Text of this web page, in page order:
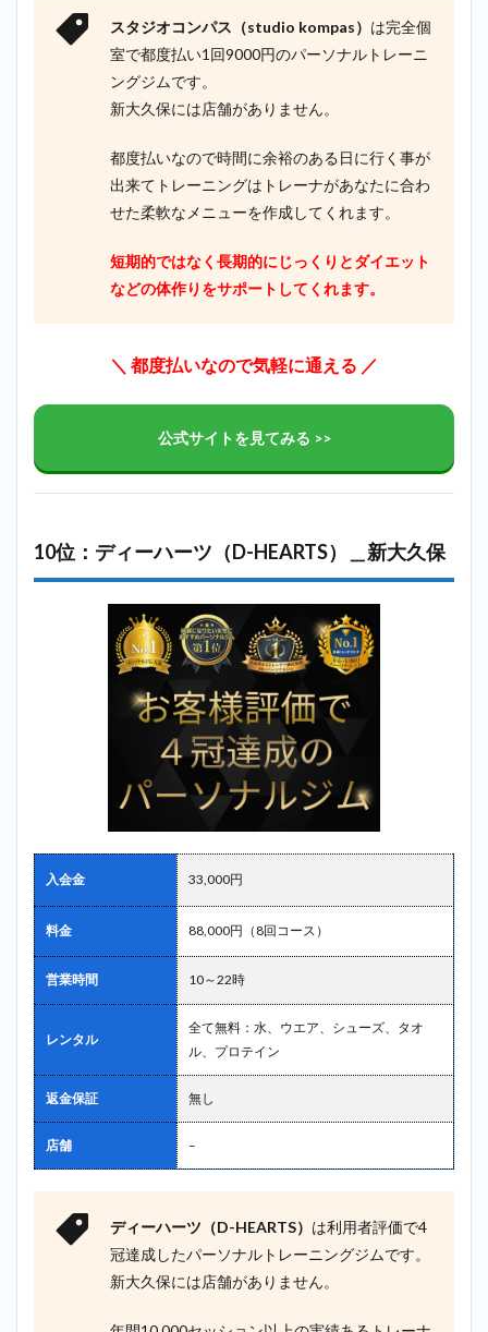
スタジオコンパス（studio kompas） は完全個
室で都度払い1回9000円のパーソナルトレーニ
ングジムです。
新大久保には店舗がありません。
都度払いなので時間に余裕のある日に行く事が
出来てトレーニングはトレーナがあなたに合わ
せた柔軟なメニューを作成してくれます。
短期的ではなく長期的にじっくりとダイエット
などの体作りをサポートしてくれます。
＼ 都度払いなので気軽に通える ／
公式サイトを見てみる >>
10位：ディーハーツ（D-HEARTS）＿新大久保
入会金 33,000円
料金 88,000円（8回コース）
営業時間 10～22時
レンタル
全て無料：水、ウエア、シューズ、タオ
ル、プロテイン
返金保証 無し
店舗 –
ディーハーツ（D-HEARTS） は利用者評価で4
冠達成したパーソナルトレーニングジムです。
新大久保には店舗がありません。